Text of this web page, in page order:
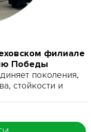
филиале
Победы
поколения,
стойкости и